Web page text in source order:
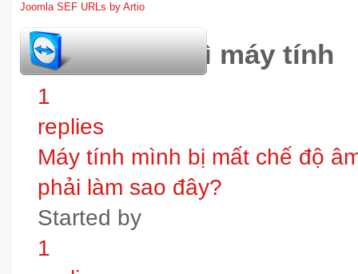
Joomla SEF URLs by Artio
hỏi đáp bảo trì máy tính
1
replies
Máy tính mình bị mất chế độ
phải làm sao đây?
Started by
1